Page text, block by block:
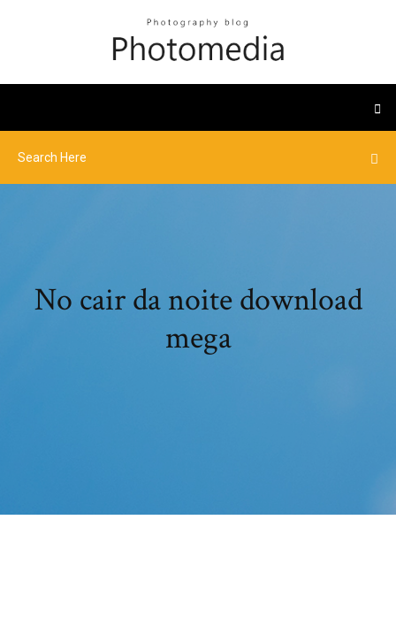
No cair da noite download
mega